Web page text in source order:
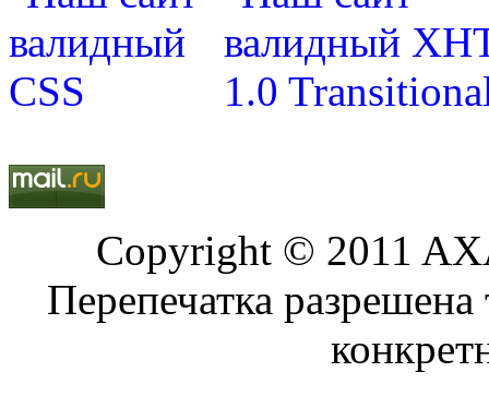
Copyright © 2011
Перепечатка